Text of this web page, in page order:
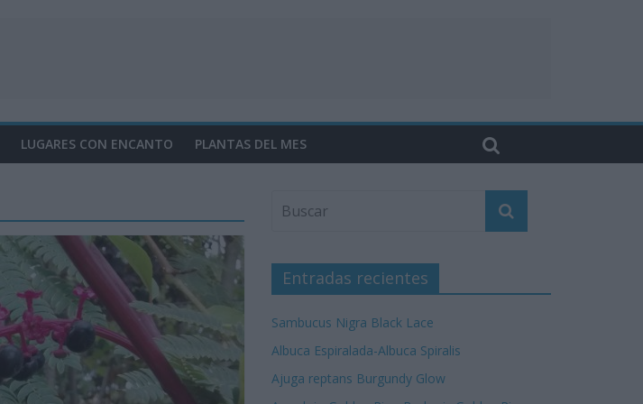
LUGARES CON ENCANTO PLANTAS DEL MES
Entradas recientes
Sambucus Nigra Black Lace
Albuca Espiralada-Albuca Spiralis
Ajuga reptans Burgundy Glow